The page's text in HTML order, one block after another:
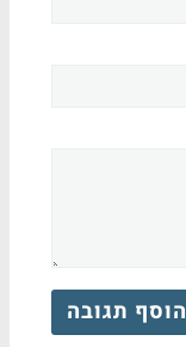
הוסף תגובה